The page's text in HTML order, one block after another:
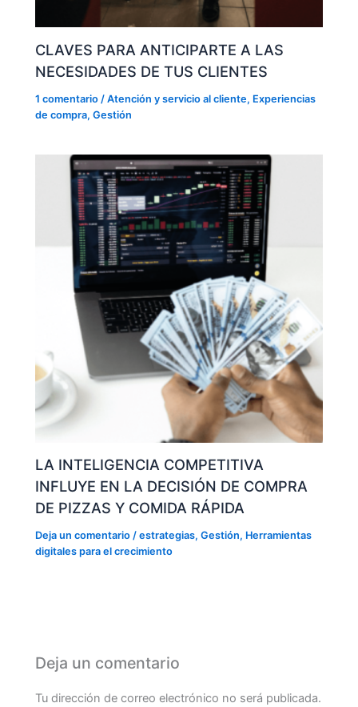
CLAVES PARA ANTICIPARTE A LAS
NECESIDADES DE TUS CLIENTES
1 comentario /Atención y servicio al cliente, Experiencias
de compra,Gestión
LA INTELIGENCIA COMPETITIVA
INFLUYE EN LA DECISIÓN DE COMPRA
DE PIZZAS Y COMIDA RÁPIDA
Deja un comentario /estrategias,Gestión, Herramientas
digitales para el crecimiento
Deja un comentario
Tu dirección de correo electrónico no será publicada.